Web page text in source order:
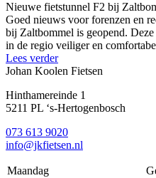
Nieuwe fietstunnel F2 bij
Goed nieuws voor forenzen en
bij Zaltbommel is geopend.
in de regio veiliger en
Lees verder
Johan Koolen Fietsen
Hinthamereinde 1
5211 PL ‘s-Hertogenbosch
073 613 9020
info@jkfietsen.nl
Maandag